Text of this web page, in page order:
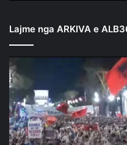
Lajme nga ARKIVA e
Mbyllen
fjalimet
para
Kryeministrisë/
Nis
marshimi
në